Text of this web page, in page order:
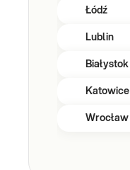
Łódź
Lublin
Białystok
Katowice
Wrocław